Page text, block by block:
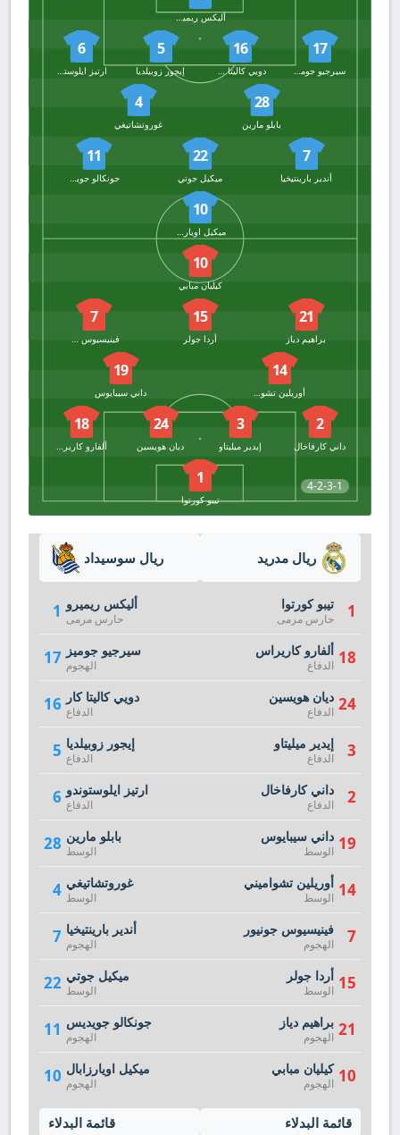
أليكس ريميرو
17
سيرجيو جوميز
16
دويي كاليتا كار
5
إيجور زوبيلديا
6
ارتيز ايلوستوندو
28
بابلو مارين
4
غوروتشاتيغي
7
أندير بارينتيخيا
22
ميكيل جوتي
11
جونكالو جويديس
10
ميكيل اويارزابال
4-2-3-1
10
كيليان مبابي
21
براهيم دياز
15
أردا جولر
7
فينيسيوس جونيور
14
أوريلين تشواميني
19
داني سيبايوس
2
داني كارفاخال
3
إيدير ميليتاو
24
ديان هويسين
18
ألفارو كاريراس
1
تيبو كورتوا
ريال سوسيداد
1 أليكس ريميرو
حارس مرمى
17 سيرجيو جوميز
الهجوم
16 دويي كاليتا كار
الدفاع
5 إيجور زوبيلديا
الدفاع
6 ارتيز ايلوستوندو
الدفاع
28 بابلو مارين
الوسط
4 غوروتشاتيغي
الوسط
7 أندير بارينتيخيا
الهجوم
22 ميكيل جوتي
الوسط
11 جونكالو جويديس
الهجوم
10 ميكيل اويارزابال
الهجوم
قائمة البدلاء
ريال مدريد
1 تيبو كورتوا
حارس مرمى
18 ألفارو كاريراس
الدفاع
24 ديان هويسين
الدفاع
3 إيدير ميليتاو
الدفاع
2 داني كارفاخال
الدفاع
19 داني سيبايوس
الوسط
14 أوريلين تشواميني
الوسط
7 فينيسيوس جونيور
الهجوم
15 أردا جولر
الوسط
21 براهيم دياز
الهجوم
10 كيليان مبابي
الهجوم
قائمة البدلاء